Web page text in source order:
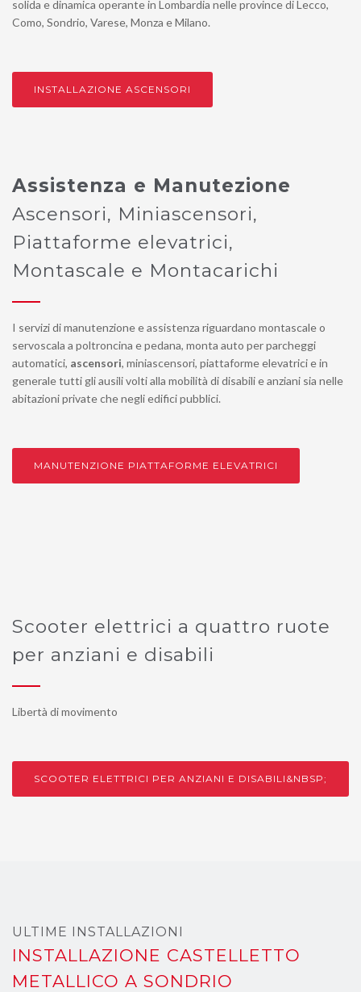
solida e dinamica operante in Lombardia nelle province di Lecco,
Como, Sondrio, Varese, Monza e Milano.
INSTALLAZIONE ASCENSORI
Assistenza e Manutezione
Ascensori, Miniascensori,
Piattaforme elevatrici,
Montascale e Montacarichi
I servizi di manutenzione e assistenza riguardano montascale o
servoscala a poltroncina e pedana, monta auto per parcheggi
automatici, ascensori, miniascensori, piattaforme elevatrici e in
generale tutti gli ausili volti alla mobilità di disabili e anziani sia nelle
abitazioni private che negli edifici pubblici.
MANUTENZIONE PIATTAFORME ELEVATRICI
Scooter elettrici a quattro ruote
per anziani e disabili
Libertà di movimento
SCOOTER ELETTRICI PER ANZIANI E DISABILI&NBSP;
ULTIME INSTALLAZIONI
INSTALLAZIONE CASTELLETTO
METALLICO A SONDRIO